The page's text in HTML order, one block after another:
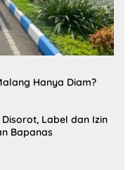
Hanya Diam?
Label dan Izin
Bapanas